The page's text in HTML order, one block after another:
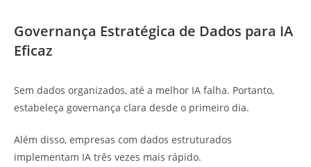
Governança Estratégica de Dados para IA
Eficaz
Sem dados organizados, até a melhor IA falha. Portanto,
estabeleça governança clara desde o primeiro dia.
Além disso, empresas com dados estruturados
implementam IA três vezes mais rápido.